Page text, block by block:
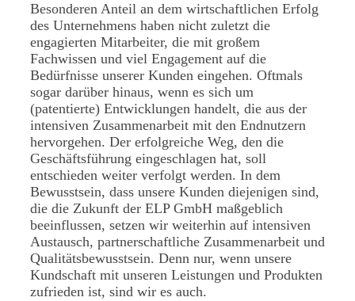
Besonderen Anteil an dem wirtschaftlichen Erfolg
des Unternehmens haben nicht zuletzt die
engagierten Mitarbeiter, die mit großem
Fachwissen und viel Engagement auf die
Bedürfnisse unserer Kunden eingehen. Oftmals
sogar darüber hinaus, wenn es sich um
(patentierte) Entwicklungen handelt, die aus der
intensiven Zusammenarbeit mit den Endnutzern
hervorgehen. Der erfolgreiche Weg, den die
Geschäftsführung eingeschlagen hat, soll
entschieden weiter verfolgt werden. In dem
Bewusstsein, dass unsere Kunden diejenigen sind,
die die Zukunft der ELP GmbH maßgeblich
beeinflussen, setzen wir weiterhin auf intensiven
Austausch, partnerschaftliche Zusammenarbeit und
Qualitätsbewusstsein. Denn nur, wenn unsere
Kundschaft mit unseren Leistungen und Produkten
zufrieden ist, sind wir es auch.